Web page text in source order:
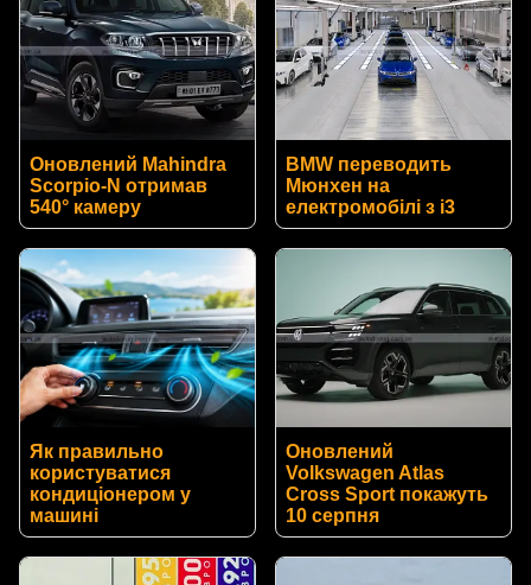
Оновлений Mahindra
Scorpio-N отримав
540° камеру
BMW переводить
Мюнхен на
електромобілі з i3
Як правильно
користуватися
кондиціонером у
машині
Оновлений
Volkswagen Atlas
Cross Sport покажуть
10 серпня